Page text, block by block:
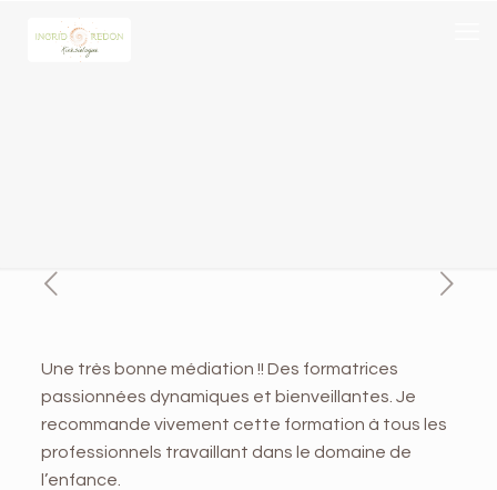
Une très bonne médiation !! Des formatrices
passionnées dynamiques et bienveillantes. Je
recommande vivement cette formation à tous les
professionnels travaillant dans le domaine de
l’enfance.